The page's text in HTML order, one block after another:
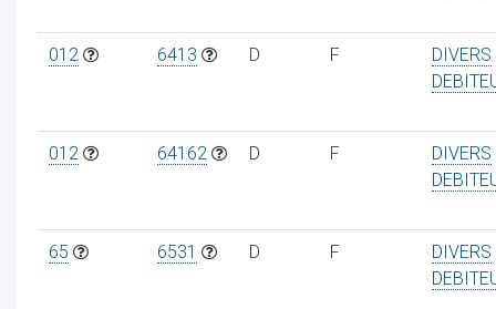
012 6413 D F
DIVERS
012 64162 D F
DIVERS
65 6531 D F
DIVERS